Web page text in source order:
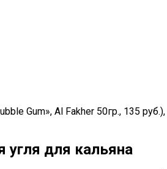
Al Fakher 50гр., 135 руб.),
угля для кальяна